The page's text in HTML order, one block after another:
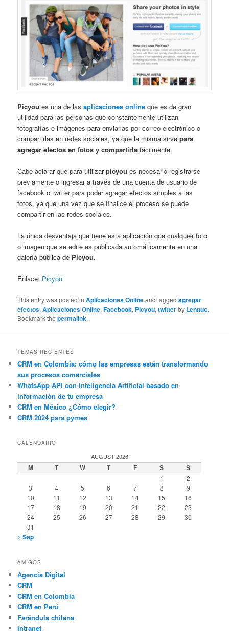
Picyou es una de lasaplicaciones online que es de gran
utilidad para las personas que constantemente utilizan
fotografías e imágenes para enviarlas por correo electrónico o
compartirlas en redes sociales, ya que la misma sirvepara
agregar efectos en fotos y compartirla fácilmente.
Cabe aclarar que para utilizarpicyou es necesario registrarse
previamente o ingresar a través de una cuenta de usuario de
facebook o twitter para poder agregar efectos simples a las
fotos, ya que una vez que se finalice el proceso se puede
compartir en las redes sociales.
La única desventaja que tiene esta aplicación que cualquier foto
o imagen que se edite es publicada automáticamente en una
galería pública de Picyou.
Enlace: Picyou
This entry was posted inAplicaciones Onlineand taggedagregar
efectos,Aplicaciones Online,Facebook, Picyou,twitterby Lennuc.
Bookmark thepermalink.
TEMAS RECIENTES
CRM en Colombia: cómo las empresas están transformando
sus procesos comerciales
WhatsApp API con Inteligencia Artificial basado en
información de tu empresa
CRM en México ¿Cómo elegir?
CRM 2024 para pymes
CALENDARIO
AUGUST 2026
M T W T F S S
1
2
3
4 5 6 7 8
9
10
11 12 13 14 15
16
17
18 19 20 21 22
23
24
25 26 27 28 29
30
31
« Sep
AMIGOS
Agencia Digital
CRM
CRM en Colombia
CRM en Perú
Farándula chilena
Intranet